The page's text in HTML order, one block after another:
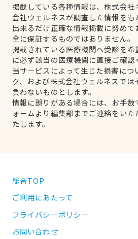
掲載している各種情報は、株式会社
会社ウェルネスが調査した情報をも
出来るだけ正確な情報掲載に努め
全に保証するものではありません。
掲載されている医療機関へ受診を
に必ず該当の医療機関に直接ご確認
当サービスによって生じた損害につ
ク、および株式会社ウェルネスでは
負わないものとします。
情報に誤りがある場合には、お手数
ォームより編集部までご連絡をい
たします。
総合TOP
ご利用にあたって
プライバシーポリシー
お問い合わせ